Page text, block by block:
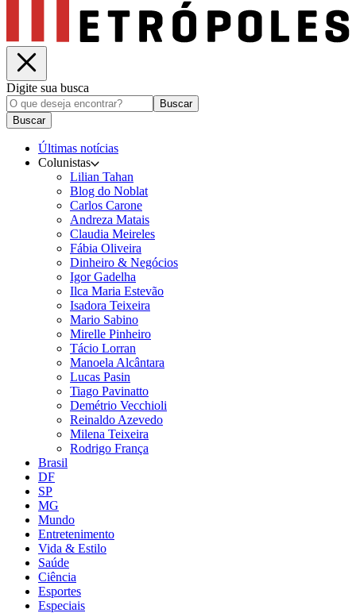
Digite sua busca
Buscar
Buscar
Últimas notícias
Colunistas
Lilian Tahan
Blog do Noblat
Carlos Carone
Andreza Matais
Claudia Meireles
Fábia Oliveira
Dinheiro & Negócios
Igor Gadelha
Ilca Maria Estevão
Isadora Teixeira
Mario Sabino
Mirelle Pinheiro
Tácio Lorran
Manoela Alcântara
Lucas Pasin
Tiago Pavinatto
Demétrio Vecchioli
Reinaldo Azevedo
Milena Teixeira
Rodrigo França
Brasil
DF
SP
MG
Mundo
Entretenimento
Vida & Estilo
Saúde
Ciência
Esportes
Especiais